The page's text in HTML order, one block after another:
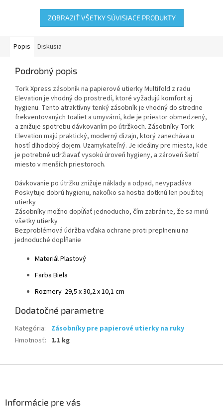
ZOBRAZIŤ VŠETKY SÚVISIACE PRODUKTY
Popis Diskusia
Podrobný popis
Tork Xpress zásobník na papierové utierky Multifold z radu
Elevation je vhodný do prostredí, ktoré vyžadujú komfort aj
hygienu. Tento atraktívny tenký zásobník je vhodný do stredne
frekventovaných toaliet a umyvární, kde je priestor obmedzený,
a znižuje spotrebu dávkovaním po útržkoch. Zásobníky Tork
Elevation majú praktický, moderný dizajn, ktorý zanecháva u
hostí dlhodobý dojem. Uzamykateľný. Je ideálny pre miesta, kde
je potrebné udržiavať vysokú úroveň hygieny, a zároveň šetrí
miesto v menších priestoroch.
Dávkovanie po útržku znižuje náklady a odpad, nevypadáva
Poskytuje dobrú hygienu, nakoľko sa hostia dotknú len použitej
utierky
Zásobníky možno dopĺňať jednoducho, čím zabránite, že sa minú
všetky utierky
Bezproblémová údržba vďaka ochrane proti preplneniu na
jednoduché dopĺňanie
Materiál Plastový
Farba Biela
Rozmery 29,5 x 30,2 x 10,1 cm
Dodatočné parametre
Kategória:
Zásobníky pre papierové utierky na ruky
Hmotnosť: 1.1 kg
Informácie pre vás